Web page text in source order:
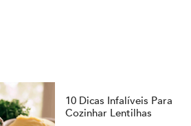
10 Dicas Infalíveis Para
Cozinhar Lentilhas